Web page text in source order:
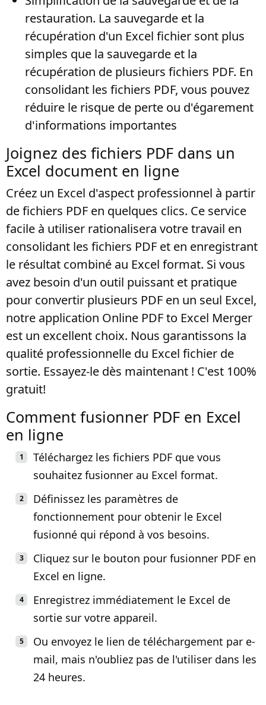
restauration. La sauvegarde et la
récupération d'un Excel fichier sont plus
simples que la sauvegarde et la
récupération de plusieurs fichiers PDF. En
consolidant les fichiers PDF, vous pouvez
réduire le risque de perte ou d'égarement
d'informations importantes
Joignez des fichiers PDF dans un
Excel document en ligne
Créez un Excel d'aspect professionnel à partir
de fichiers PDF en quelques clics. Ce service
facile à utiliser rationalisera votre travail en
consolidant les fichiers PDF et en enregistrant
le résultat combiné au Excel format. Si vous
avez besoin d'un outil puissant et pratique
pour convertir plusieurs PDF en un seul Excel,
notre application Online PDF to Excel Merger
est un excellent choix. Nous garantissons la
qualité professionnelle du Excel fichier de
sortie. Essayez-le dès maintenant ! C'est 100%
gratuit!
Comment fusionner PDF en Excel
en ligne
Téléchargez les fichiers PDF que vous
souhaitez fusionner au Excel format.
Définissez les paramètres de
fonctionnement pour obtenir le Excel
fusionné qui répond à vos besoins.
Cliquez sur le bouton pour fusionner PDF en
Excel en ligne.
Enregistrez immédiatement le Excel de
sortie sur votre appareil.
Ou envoyez le lien de téléchargement par e-
mail, mais n'oubliez pas de l'utiliser dans les
24 heures.